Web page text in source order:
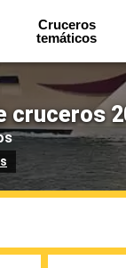
Cruceros
temáticos
cruceros